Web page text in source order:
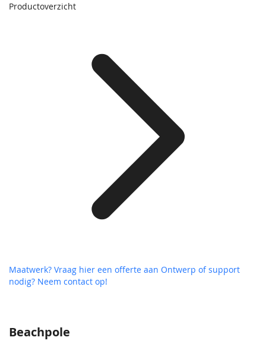
Beachpole
Productoverzicht
Maatwerk? Vraag hier een offerte aan Ontwerp of support
nodig? Neem contact op!